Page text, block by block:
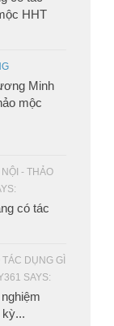
HHT
Minh
mộc
- THẢO
có tác
DỤNG GÌ
SAYS: